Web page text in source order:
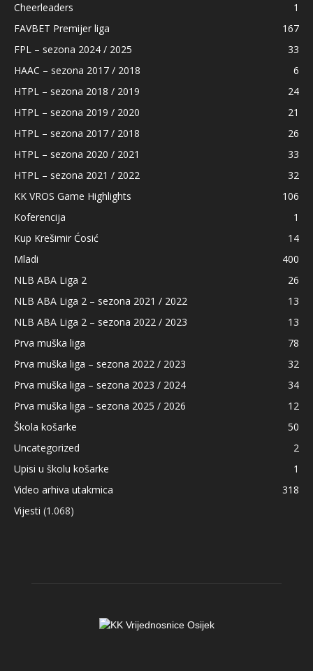
Cheerleaders
1
FAVBET Premijer liga
167
FPL – sezona 2024 / 2025
33
HAAC – sezona 2017 / 2018
6
HTPL – sezona 2018 / 2019
24
HTPL – sezona 2019 / 2020
21
HTPL – sezona 2017 / 2018
26
HTPL – sezona 2020 / 2021
33
HTPL – sezona 2021 / 2022
32
KK VROS Game Highlights
106
Koferencija
1
Kup Krešimir Ćosić
14
Mladi
400
NLB ABA Liga 2
26
NLB ABA Liga 2 – sezona 2021 / 2022
13
NLB ABA Liga 2 – sezona 2022 / 2023
13
Prva muška liga
78
Prva muška liga – sezona 2022 / 2023
32
Prva muška liga – sezona 2023 / 2024
34
Prva muška liga – sezona 2025 / 2026
12
Škola košarke
50
Uncategorized
2
Upisi u školu košarke
1
Video arhiva utakmica
318
Vijesti (1.068)